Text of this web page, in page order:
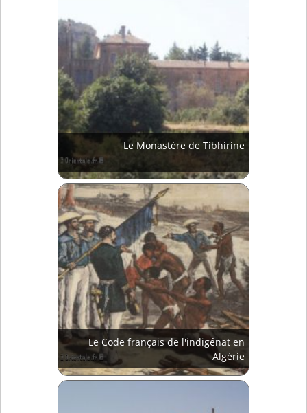
Le Monastère de Tibhirine
Le Code français de l'indigénat en
Algérie